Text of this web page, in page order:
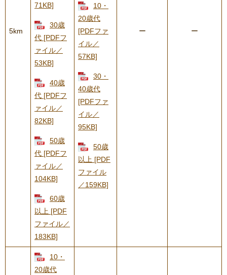
5km
71KB]
30歳
代 [PDFフ
ァイル／
53KB]
40歳
代 [PDFフ
ァイル／
82KB]
50歳
代 [PDFフ
ァイル／
104KB]
60歳
以上 [PDF
ファイル／
183KB]
10・
20歳代
[PDFファ
イル／
57KB]
30・
40歳代
[PDFファ
イル／
95KB]
50歳
以上 [PDF
ファイル
／159KB]
ー ー
10・
20歳代